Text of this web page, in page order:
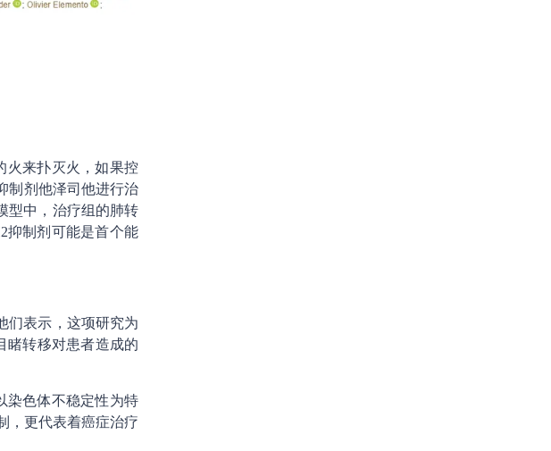
火来扑灭火，如果控
制剂他泽司他进行治
型中，治疗组的肺转
抑制剂可能是首个能
们表示，这项研究为
睹转移对患者造成的
染色体不稳定性为特
，更代表着癌症治疗